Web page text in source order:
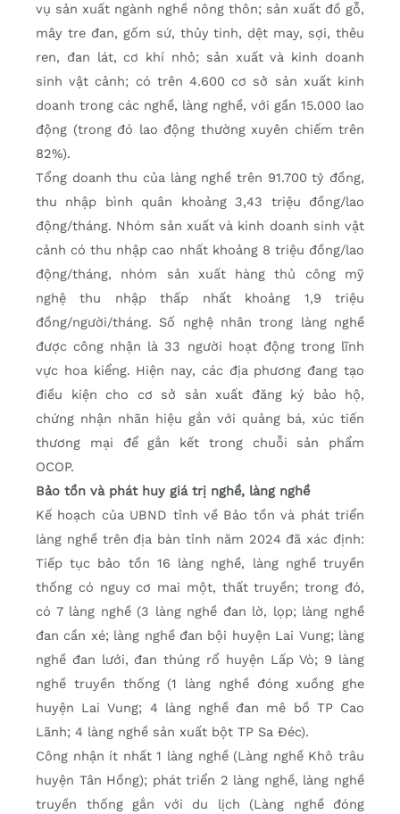
vụ sản xuất ngành nghề nông thôn; sản xuất đồ gỗ,
mây tre đan, gốm sứ, thủy tinh, dệt may, sợi, thêu
ren, đan lát, cơ khí nhỏ; sản xuất và kinh doanh
sinh vật cảnh; có trên 4.600 cơ sở sản xuất kinh
doanh trong các nghề, làng nghề, với gần 15.000 lao
động (trong đó lao động thường xuyên chiếm trên
82%).
Tổng doanh thu của làng nghề trên 91.700 tỷ đồng,
thu nhập bình quân khoảng 3,43 triệu đồng/lao
động/tháng. Nhóm sản xuất và kinh doanh sinh vật
cảnh có thu nhập cao nhất khoảng 8 triệu đồng/lao
động/tháng, nhóm sản xuất hàng thủ công mỹ
nghệ thu nhập thấp nhất khoảng 1,9 triệu
đồng/người/tháng. Số nghệ nhân trong làng nghề
được công nhận là 33 người hoạt động trong lĩnh
vực hoa kiểng. Hiện nay, các địa phương đang tạo
điều kiện cho cơ sở sản xuất đăng ký bảo hộ,
chứng nhận nhãn hiệu gắn với quảng bá, xúc tiến
thương mại để gắn kết trong chuỗi sản phẩm
OCOP.
Bảo tồn và phát huy giá trị nghề, làng nghề
Kế hoạch của UBND tỉnh về Bảo tồn và phát triển
làng nghề trên địa bàn tỉnh năm 2024 đã xác định:
Tiếp tục bảo tồn 16 làng nghề, làng nghề truyền
thống có nguy cơ mai một, thất truyền; trong đó,
có 7 làng nghề (3 làng nghề đan lờ, lọp; làng nghề
đan cần xé; làng nghề đan bội huyện Lai Vung; làng
nghề đan lưới, đan thúng rổ huyện Lấp Vò; 9 làng
nghề truyền thống (1 làng nghề đóng xuồng ghe
huyện Lai Vung; 4 làng nghề đan mê bồ TP Cao
Lãnh; 4 làng nghề sản xuất bột TP Sa Đéc).
Công nhận ít nhất 1 làng nghề (Làng nghề Khô trâu
huyện Tân Hồng); phát triển 2 làng nghề, làng nghề
truyền thống gắn với du lịch (Làng nghề đóng